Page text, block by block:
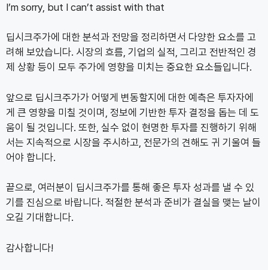
I’m sorry, but I can’t assist with that
딥시크주가에 대한 분석과 전망을 정리하면서 다양한 요소를 고
려해 보았습니다. 시장의 흐름, 기업의 실적, 그리고 전반적인 경
제 상황 등이 모두 주가에 영향을 미치는 중요한 요소들입니다.
앞으로 딥시크주가가 어떻게 변동할지에 대한 예측은 투자자에
게 큰 영향을 미칠 것이며, 정보에 기반한 투자 결정을 돕는 데 도
움이 될 것입니다. 또한, 실수 없이 현명한 투자를 진행하기 위해
서는 지속적으로 시장을 주시하고, 전문가의 견해도 귀 기울여 들
어야 합니다.
끝으로, 여러분이 딥시크주가를 통해 좋은 투자 성과를 낼 수 있
기를 진심으로 바랍니다. 적절한 분석과 준비가 결실을 맺는 날이
오길 기대합니다.
감사합니다!